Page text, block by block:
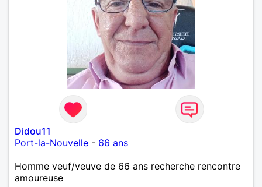
Didou11
Port-la-Nouvelle - 66 ans
Homme veuf/veuve de 66 ans recherche rencontre
amoureuse